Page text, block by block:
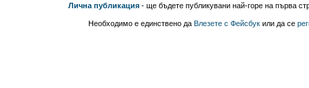
Лична публикация - ще бъдете публикувани най-горе на първа
Необходимо е единствено да Влезете с Фейсбукили да се